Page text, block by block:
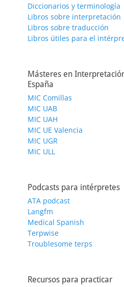
Diccionarios y terminología
Libros sobre interpretación
Libros sobre traducción
Libros útiles para el
Másteres en
España
MIC Comillas
MIC UAB
MIC UAH
MIC UE Valencia
MIC UGR
MIC ULL
Podcasts para intérpretes
ATA podcast
Langfm
Medical Spanish
Terpwise
Troublesome terps
Recursos para practicar